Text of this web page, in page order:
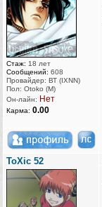
Стаж: 18 лет
Сообщений: 608
Провайдер: ВТ (IXNN)
Пол: Otoko (M)
Он-лайн: Нет
Карма: 0.00
ToXic 52